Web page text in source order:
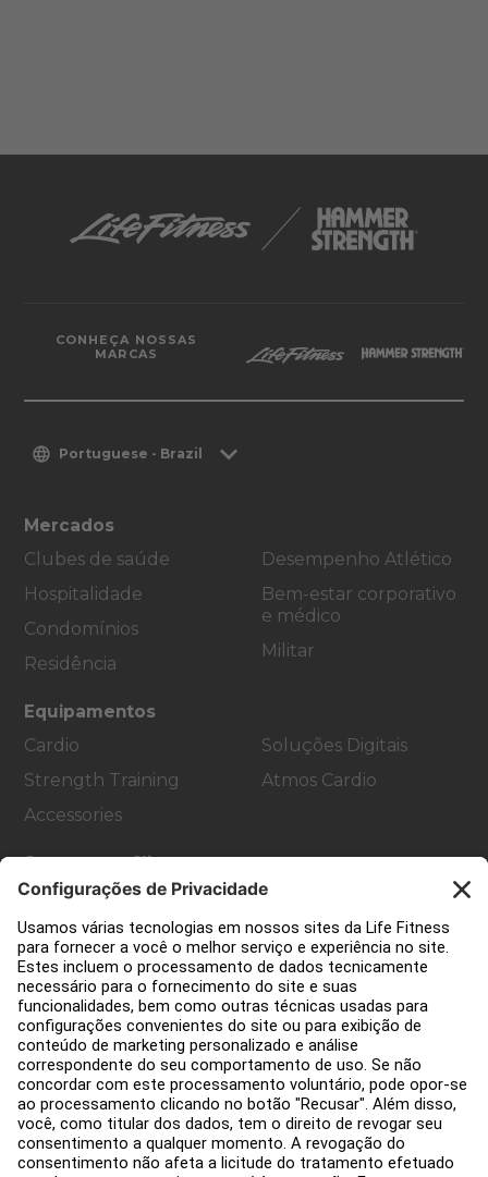
CONHEÇA NOSSAS
MARCAS
Portuguese - Brazil
Mercados
Clubes de saúde
Hospitalidade
Condomínios
Residência
Desempenho Atlético
Bem-estar corporativo
e médico
Militar
Equipamentos
Cardio
Strength Training
Accessories
Soluções Digitais
Atmos Cardio
Suporte ao Cliente
Design de academia
Hub de serviço
Hub de Educação
Sobre
Encontre um Distribuidor
Encontre uma loja
Legal
Acessibilidade